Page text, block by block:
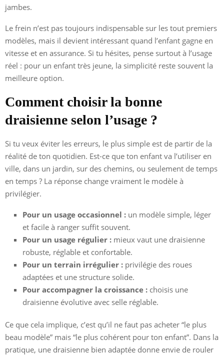
jambes.
Le frein n’est pas toujours indispensable sur les tout premiers
modèles, mais il devient intéressant quand l’enfant gagne en
vitesse et en assurance. Si tu hésites, pense surtout à l’usage
réel : pour un enfant très jeune, la simplicité reste souvent la
meilleure option.
Comment choisir la bonne
draisienne selon l’usage ?
Si tu veux éviter les erreurs, le plus simple est de partir de la
réalité de ton quotidien. Est-ce que ton enfant va l’utiliser en
ville, dans un jardin, sur des chemins, ou seulement de temps
en temps ? La réponse change vraiment le modèle à
privilégier.
Pour un usage occasionnel : un modèle simple, léger
et facile à ranger suffit souvent.
Pour un usage régulier : mieux vaut une draisienne
robuste, réglable et confortable.
Pour un terrain irrégulier : privilégie des roues
adaptées et une structure solide.
Pour accompagner la croissance : choisis une
draisienne évolutive avec selle réglable.
Ce que cela implique, c’est qu’il ne faut pas acheter “le plus
beau modèle” mais “le plus cohérent pour ton enfant”. Dans la
pratique, une draisienne bien adaptée donne envie de rouler